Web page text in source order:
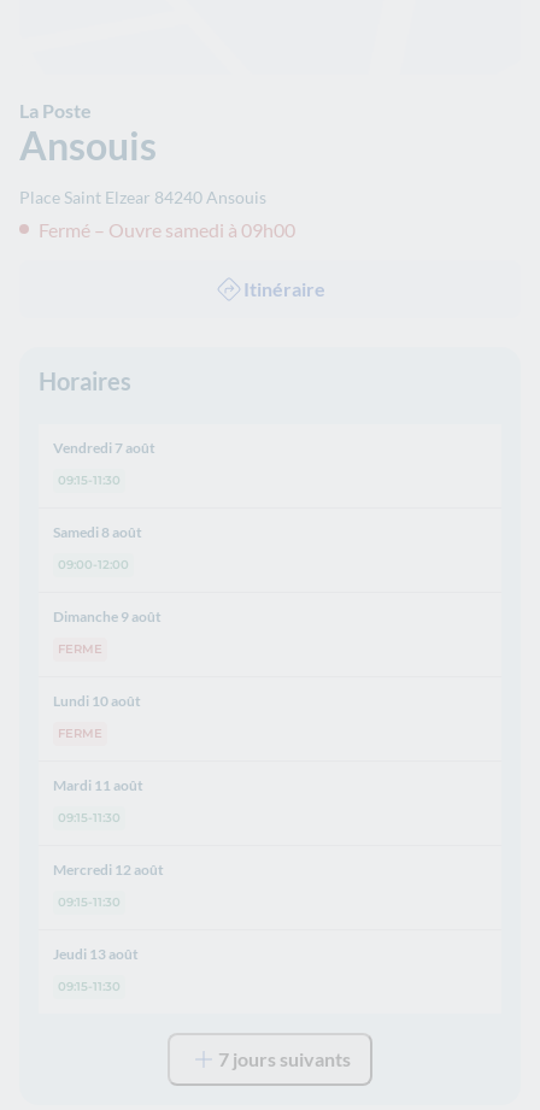
La Poste
Ansouis
Place Saint Elzear 84240 Ansouis
Fermé – Ouvre samedi à 09h00
Itinéraire
Horaires
Vendredi 7 août
09:15-11:30
Samedi 8 août
09:00-12:00
Dimanche 9 août
FERME
Lundi 10 août
FERME
Mardi 11 août
09:15-11:30
Mercredi 12 août
09:15-11:30
Jeudi 13 août
09:15-11:30
7 jours suivants